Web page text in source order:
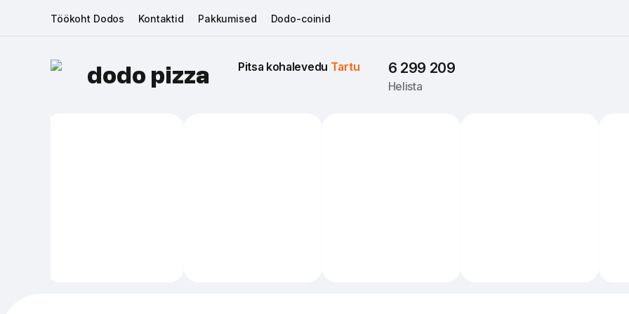
Töökoht Dodos Kontaktid Pakkumised Dodo-coinid
dodo pizza Pitsa kohalevedu Tartu 6 299 209
Helista